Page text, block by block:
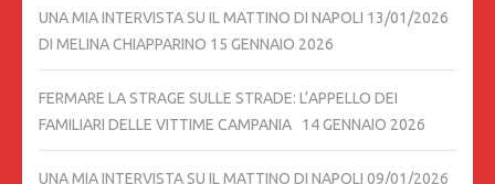
UNA MIA INTERVISTA SU IL MATTINO DI NAPOLI 13/01/2026
DI MELINA CHIAPPARINO 15 GENNAIO 2026
FERMARE LA STRAGE SULLE STRADE: L’APPELLO DEI
FAMILIARI DELLE VITTIME CAMPANIA
14 GENNAIO 2026
UNA MIA INTERVISTA SU IL MATTINO DI NAPOLI 09/01/2026